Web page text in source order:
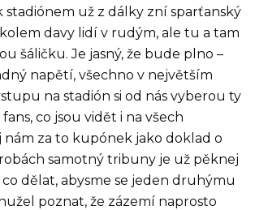
stadiónem už z dálky zní sparťanský
davy lidí v rudým, ale tu a tam
šáličku. Je jasný, že bude plno –
napětí, všechno v největším
na stadión si od nás vyberou ty
co jsou vidět i na všech
nám za to kupónek jako doklad o
samotný tribuny je už pěknej
dělat, abysme se jeden druhýmu
poznat, že zázemí naprosto